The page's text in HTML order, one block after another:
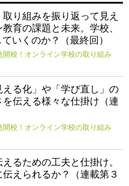
取り組みを振り返って見え
育の課題と未来。学校、
いくのか？（最終回）
開校！オンライン学校の取り組み
える化」や「学び直し」の
伝える様々な仕掛け（連
開校！オンライン学校の取り組み
るための工夫と仕掛け。
えられるか？（連載第３